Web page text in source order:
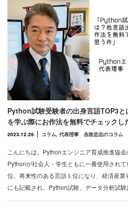
Python試験受験者の出身言語TOP3
を学ぶ際にお作法を無料でチェックし
2023.12.26 コラム, 代表理事 吉政忠志のコラム
こんにちは。Pythonエンジニア育成推進協
Pythonが社会人・学生ともに一番使用され
位、将来性のある言語１位になり、経済産
にも記載され、Python試験、データ分析試